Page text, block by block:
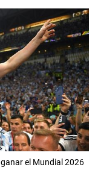
el Mundial 2026